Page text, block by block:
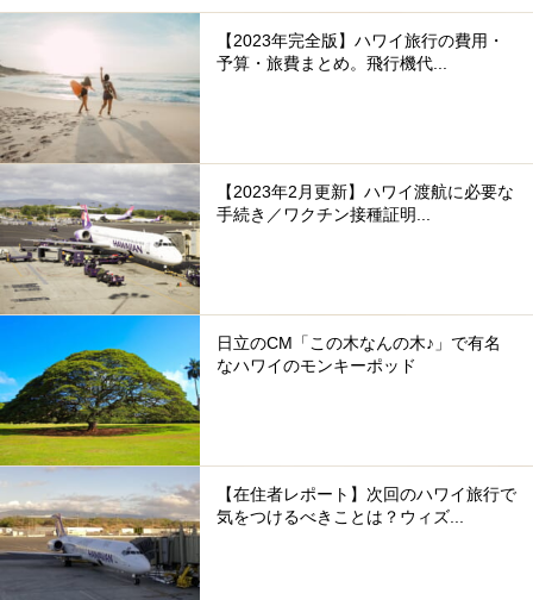
【2023年完全版】ハワイ旅行の費用・
予算・旅費まとめ。飛行機代...
【2023年2月更新】ハワイ渡航に必要な
手続き／ワクチン接種証明...
日立のCM「この木なんの木♪」で有名
なハワイのモンキーポッド
【在住者レポート】次回のハワイ旅行で
気をつけるべきことは？ウィズ...